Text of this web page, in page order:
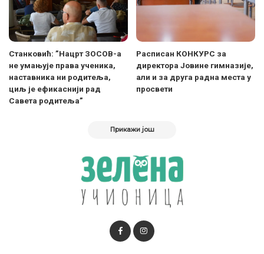
Станковић: ”Нацрт ЗОСОВ-а
не умањује права ученика,
наставника ни родитеља,
циљ је ефикаснији рад
Савета родитеља”
Расписан КОНКУРС за
директора Јовине гимназије,
али и за друга радна места у
просвети
Прикажи још